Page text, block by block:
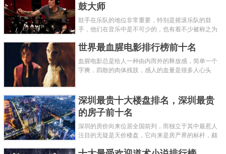
鼓大师
鼓手在乐队的地位非常重要，特别是摇滚乐队的鼓
手，他们在音乐中是不可少的，也有着不少被称之为
巴拉排行榜网小编为你们带来......
世界最血腥电影排行榜前十名
血腥电影总是给人一种由内而外的释放感，简单一个
字爽，四散的肉体残肢，感人的血量是很多人心头
深圳最贵十大楼盘排名，深圳最贵
的房子前十名
深圳的房价向来位居全国前列，而独立于其中最惹人
注目的无疑是天价楼盘，它向来是房产界的标杆，颇